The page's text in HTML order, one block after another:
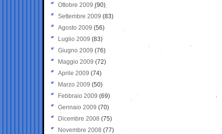
Ottobre 2009 (90)
Settembre 2009 (83)
Agosto 2009 (56)
Luglio 2009 (83)
Giugno 2009 (76)
Maggio 2009 (72)
Aprile 2009 (74)
Marzo 2009 (50)
Febbraio 2009 (69)
Gennaio 2009 (70)
Dicembre 2008 (75)
Novembre 2008 (77)